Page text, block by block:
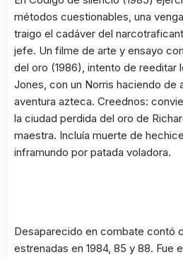
métodos cuestionables, una
traigo el cadáver del
jefe. Un filme de arte y ensayo
del oro (1986), intento de reeditar
Jones, con un Norris haciendo de
aventura azteca. Creednos:
la ciudad perdida del oro de
maestra. Incluía muerte de
inframundo por patada voladora.
Desaparecido en combate contó
estrenadas en 1984, 85 y 88. Fue